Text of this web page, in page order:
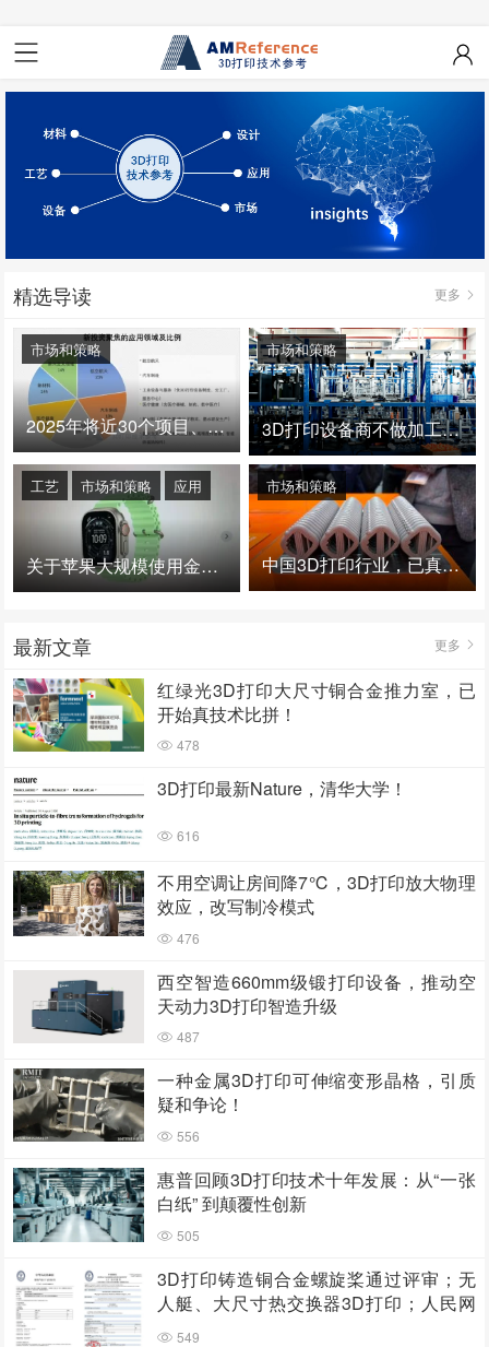
精选导读 更多
2025年将近30个项目、150亿投资：3D打印真的迎来爆发拐点了吗
市场和策略
3D打印设备商不做加工服务，就成了旁观者！
市场和策略
关于苹果大规模使用金属3D打印的思考
工艺 市场和策略 应用
中国3D打印行业，已真正进入爆发时代！
市场和策略
最新文章 更多
红绿光3D打印大尺寸铜合金推力室，已
开始真技术比拼！
478
3D打印最新Nature，清华大学！
616
不用空调让房间降7℃，3D打印放大物理
效应，改写制冷模式
476
西空智造660mm级锻打印设备，推动空
天动力3D打印智造升级
487
一种金属3D打印可伸缩变形晶格，引质
疑和争论！
556
惠普回顾3D打印技术十年发展：从“一张
白纸” 到颠覆性创新
505
3D打印铸造铜合金螺旋桨通过评审；无
人艇、大尺寸热交换器3D打印；人民网
报道两家3D打印企业
549